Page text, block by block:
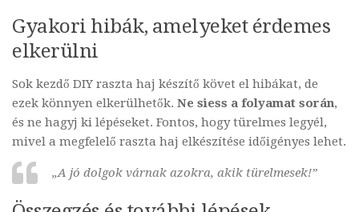
Gyakori hibák, amelyeket érdemes
elkerülni
Sok kezdő DIY raszta haj készítő követ el hibákat, de
ezek könnyen elkerülhetők. Ne siess a folyamat során,
és ne hagyj ki lépéseket. Fontos, hogy türelmes legyél,
mivel a megfelelő raszta haj elkészítése időigényes lehet.
„A jó dolgok várnak azokra, akik türelmesek!”